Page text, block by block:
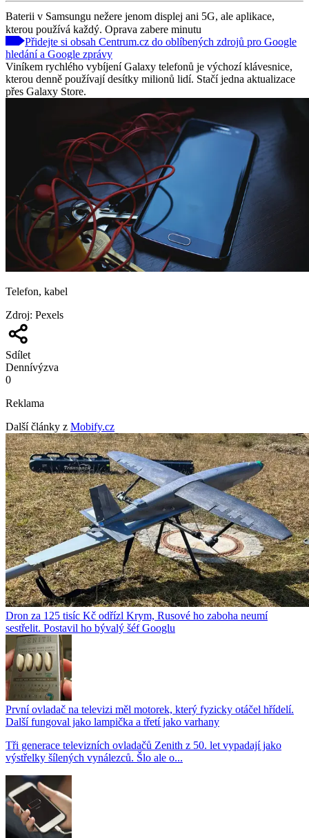
Baterii v Samsungu nežere jenom displej ani 5G, ale aplikace,
kterou používá každý. Oprava zabere minutu
Přidejte si obsah Centrum.cz do oblíbených zdrojů pro Google
hledání a Google zprávy
Viníkem rychlého vybíjení Galaxy telefonů je výchozí klávesnice,
kterou denně používají desítky milionů lidí. Stačí jedna aktualizace
přes Galaxy Store.
Telefon, kabel
Zdroj: Pexels
Sdílet
Dennívýzva
0
Reklama
Další články z Mobify.cz
Dron za 125 tisíc Kč odřízl Krym, Rusové ho zaboha neumí
sestřelit. Postavil ho bývalý šéf Googlu
První ovladač na televizi měl motorek, který fyzicky otáčel hřídelí.
Další fungoval jako lampička a třetí jako varhany
Tři generace televizních ovladačů Zenith z 50. let vypadají jako
výstřelky šílených vynálezců. Šlo ale o...